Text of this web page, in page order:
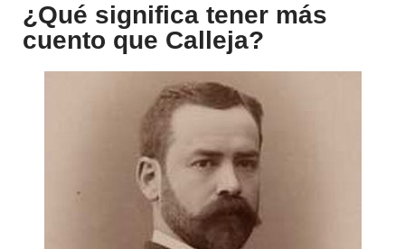
¿Qué significa tener más
cuento que Calleja?